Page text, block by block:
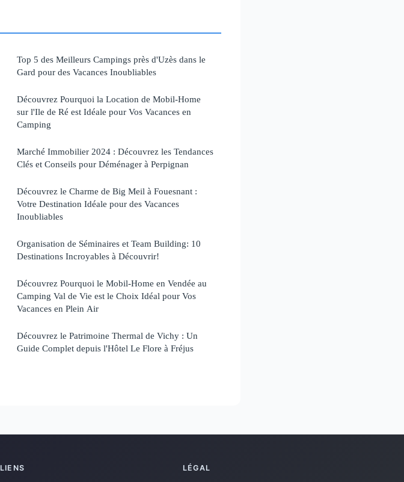
Top 5 des Meilleurs Campings près d'Uzès dans le
Gard pour des Vacances Inoubliables
Découvrez Pourquoi la Location de Mobil-Home
sur l'Ile de Ré est Idéale pour Vos Vacances en
Camping
Marché Immobilier 2024 : Découvrez les Tendances
Clés et Conseils pour Déménager à Perpignan
Découvrez le Charme de Big Meil à Fouesnant :
Votre Destination Idéale pour des Vacances
Inoubliables
Organisation de Séminaires et Team Building: 10
Destinations Incroyables à Découvrir!
Découvrez Pourquoi le Mobil-Home en Vendée au
Camping Val de Vie est le Choix Idéal pour Vos
Vacances en Plein Air
Découvrez le Patrimoine Thermal de Vichy : Un
Guide Complet depuis l'Hôtel Le Flore à Fréjus
LIENS LÉGAL